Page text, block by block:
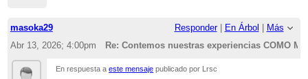
masoka29 Responder| En Árbol | Más
Abr 13, 2026; 4:00pm
Re: Contemos nuestras experiencias COMO
En respuesta aeste mensaje publicado por Lrsc